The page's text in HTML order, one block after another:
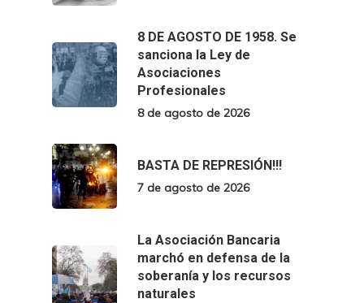
8 DE AGOSTO DE 1958. Se
sanciona la Ley de
Asociaciones
Profesionales
8 de agosto de 2026
BASTA DE REPRESIÓN!!!
7 de agosto de 2026
La Asociación Bancaria
marchó en defensa de la
soberanía y los recursos
naturales